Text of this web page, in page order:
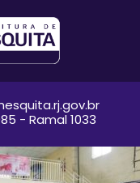
- Ramal 1033